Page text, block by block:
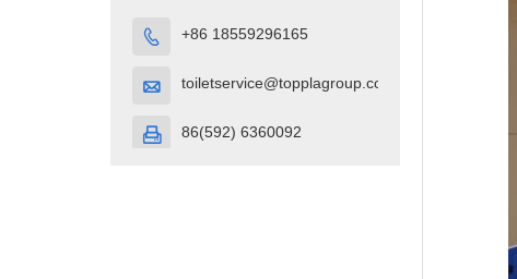
 +86 18559296165
 toiletservice@topplagroup.com
 86(592) 6360092